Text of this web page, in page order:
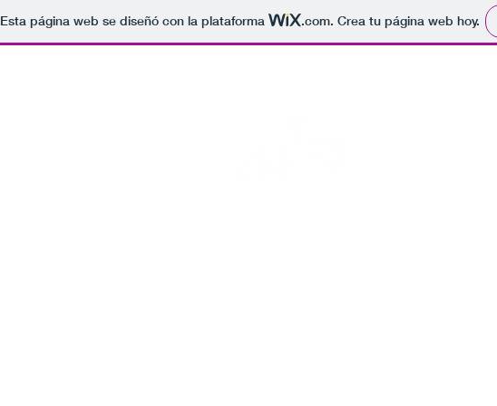
Esta página web se diseñó con la plataforma .com. Crea tu página web hoy.